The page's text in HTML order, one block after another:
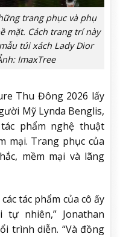
trang phục và phụ
mặt. Cách trang trí này
túi xách Lady Dior
ImaxTree
Thu Đông 2026 lấy
Mỹ Lynda Benglis,
phẩm nghệ thuật
mại. Trang phục của
mềm mại và lãng
tác phẩm của cô ấy
nhiên,” Jonathan
trình diễn. “Và đồng